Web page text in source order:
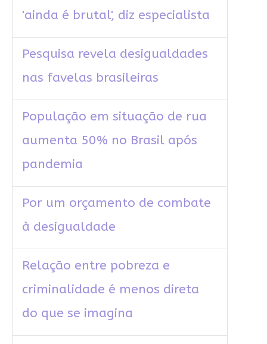
'ainda é brutal', diz especialista
Pesquisa revela desigualdades
nas favelas brasileiras
População em situação de rua
aumenta 50% no Brasil após
pandemia
Por um orçamento de combate
à desigualdade
Relação entre pobreza e
criminalidade é menos direta
do que se imagina